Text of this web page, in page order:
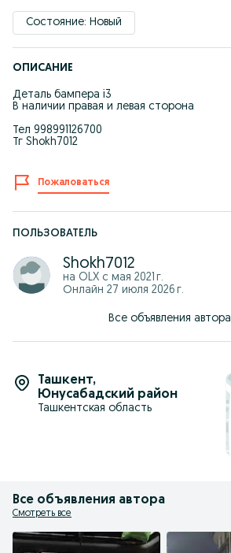
Состояние: Новый
ОПИСАНИЕ
Деталь бампера i3
В наличии правая и левая сторона
Тел 998991126700
Тг Shokh7012
Пожаловаться
ПОЛЬЗОВАТЕЛЬ
Shokh7012
на OLX с мая 2021 г.
Онлайн 27 июля 2026 г.
Все объявления автора
Ташкент,
Юнусабадский район
Ташкентская область
Все объявления автора
Смотреть все